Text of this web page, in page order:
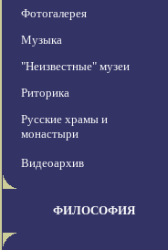
Фотогалерея
Музыка
"Неизвестные" музеи
Риторика
Русские храмы и
монастыри
Видеоархив
ФИЛОСОФИЯ